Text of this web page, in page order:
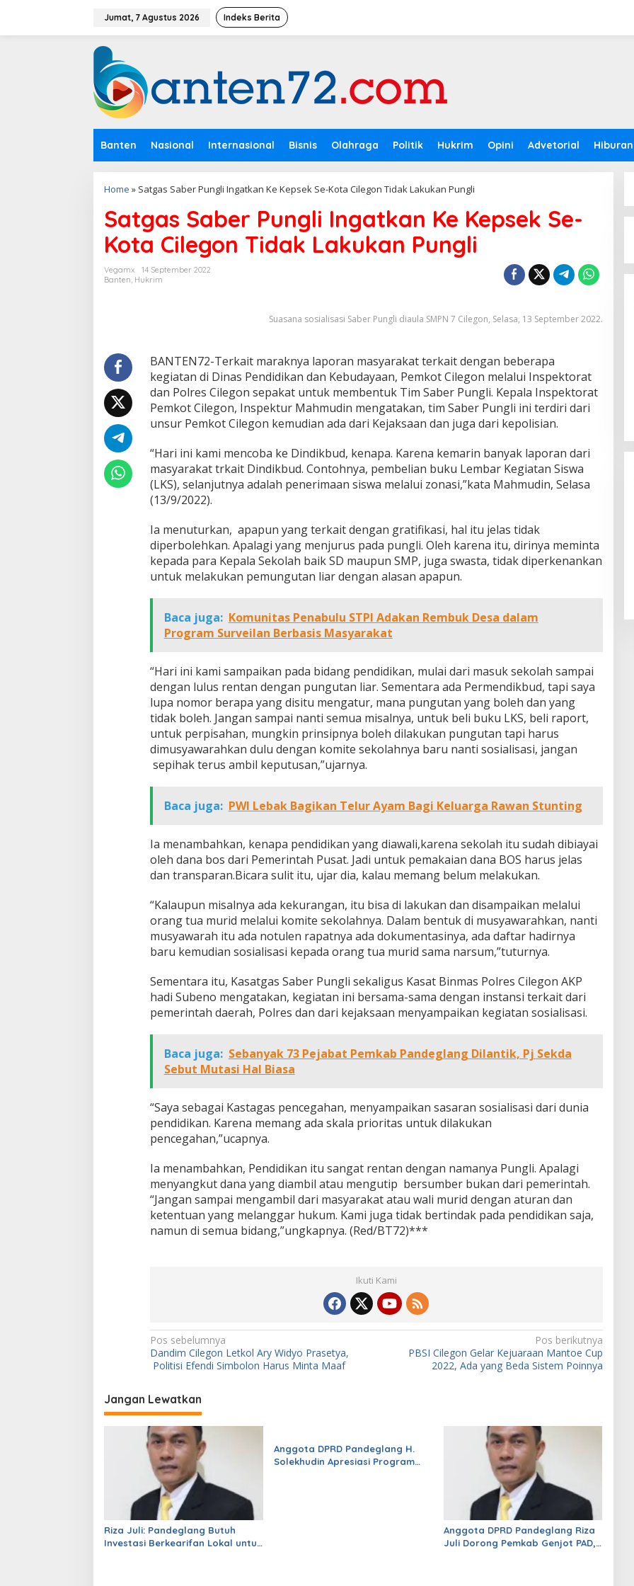
Jumat, 7 Agustus 2026 Indeks Berita
Banten Nasional Internasional Bisnis Olahraga Politik Hukrim Opini Advetorial Hiburan
Home » Satgas Saber Pungli Ingatkan Ke Kepsek Se-Kota Cilegon Tidak Lakukan Pungli
Satgas Saber Pungli Ingatkan Ke Kepsek Se-
Kota Cilegon Tidak Lakukan Pungli
Vegamx
14 September 2022
Banten, Hukrim
Suasana sosialisasi Saber Pungli diaula SMPN 7 Cilegon, Selasa, 13 September 2022.
BANTEN72-Terkait maraknya laporan masyarakat terkait dengan beberapa
kegiatan di Dinas Pendidikan dan Kebudayaan, Pemkot Cilegon melalui Inspektorat
dan Polres Cilegon sepakat untuk membentuk Tim Saber Pungli. Kepala Inspektorat
Pemkot Cilegon, Inspektur Mahmudin mengatakan, tim Saber Pungli ini terdiri dari
unsur Pemkot Cilegon kemudian ada dari Kejaksaan dan juga dari kepolisian.
“Hari ini kami mencoba ke Dindikbud, kenapa. Karena kemarin banyak laporan dari
masyarakat trkait Dindikbud. Contohnya, pembelian buku Lembar Kegiatan Siswa
(LKS), selanjutnya adalah penerimaan siswa melalui zonasi,”kata Mahmudin, Selasa
(13/9/2022).
Ia menuturkan, apapun yang terkait dengan gratifikasi, hal itu jelas tidak
diperbolehkan. Apalagi yang menjurus pada pungli. Oleh karena itu, dirinya meminta
kepada para Kepala Sekolah baik SD maupun SMP, juga swasta, tidak diperkenankan
untuk melakukan pemungutan liar dengan alasan apapun.
Baca juga: Komunitas Penabulu STPI Adakan Rembuk Desa dalam
Program Surveilan Berbasis Masyarakat
“Hari ini kami sampaikan pada bidang pendidikan, mulai dari masuk sekolah sampai
dengan lulus rentan dengan pungutan liar. Sementara ada Permendikbud, tapi saya
lupa nomor berapa yang disitu mengatur, mana pungutan yang boleh dan yang
tidak boleh. Jangan sampai nanti semua misalnya, untuk beli buku LKS, beli raport,
untuk perpisahan, mungkin prinsipnya boleh dilakukan pungutan tapi harus
dimusyawarahkan dulu dengan komite sekolahnya baru nanti sosialisasi, jangan
sepihak terus ambil keputusan,”ujarnya.
Baca juga: PWI Lebak Bagikan Telur Ayam Bagi Keluarga Rawan Stunting
Ia menambahkan, kenapa pendidikan yang diawali,karena sekolah itu sudah dibiayai
oleh dana bos dari Pemerintah Pusat. Jadi untuk pemakaian dana BOS harus jelas
dan transparan.Bicara sulit itu, ujar dia, kalau memang belum melakukan.
“Kalaupun misalnya ada kekurangan, itu bisa di lakukan dan disampaikan melalui
orang tua murid melalui komite sekolahnya. Dalam bentuk di musyawarahkan, nanti
musyawarah itu ada notulen rapatnya ada dokumentasinya, ada daftar hadirnya
baru kemudian sosialisasi kepada orang tua murid sama narsum,”tuturnya.
Sementara itu, Kasatgas Saber Pungli sekaligus Kasat Binmas Polres Cilegon AKP
hadi Subeno mengatakan, kegiatan ini bersama-sama dengan instansi terkait dari
pemerintah daerah, Polres dan dari kejaksaan menyampaikan kegiatan sosialisasi.
Baca juga: Sebanyak 73 Pejabat Pemkab Pandeglang Dilantik, Pj Sekda
Sebut Mutasi Hal Biasa
“Saya sebagai Kastagas pencegahan, menyampaikan sasaran sosialisasi dari dunia
pendidikan. Karena memang ada skala prioritas untuk dilakukan
pencegahan,”ucapnya.
Ia menambahkan, Pendidikan itu sangat rentan dengan namanya Pungli. Apalagi
menyangkut dana yang diambil atau mengutip bersumber bukan dari pemerintah.
“Jangan sampai mengambil dari masyarakat atau wali murid dengan aturan dan
ketentuan yang melanggar hukum. Kami juga tidak bertindak pada pendidikan saja,
namun di semua bidang,”ungkapnya. (Red/BT72)***
Ikuti Kami
N
a
i
g
a
s
i
p
o
s
Pos sebelumnya
Dandim Cilegon Letkol Ary Widyo Prasetya,
Politisi Efendi Simbolon Harus Minta Maaf
Pos berikutnya
PBSI Cilegon Gelar Kejuaraan Mantoe Cup
2022, Ada yang Beda Sistem Poinnya
Jangan Lewatkan
Riza Juli: Pandeglang Butuh
Investasi Berkearifan Lokal untuk
Anggota DPRD Pandeglang H.
Solekhudin Apresiasi Program
Anggota DPRD Pandeglang Riza
Juli Dorong Pemkab Genjot PAD,
B50 Diperluas Bertahap,
Pemerintah Siapkan Transisi
Nobar Final Piala Dunia FIFA 2026,
Legislator Yangto Prediksi
Spanyol Tumbangkan Argentina